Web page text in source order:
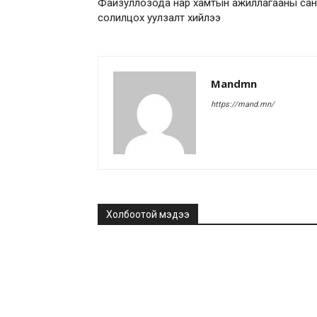
Файзуллозода нар хамтын ажиллагааны
солилцох уулзалт хийлээ
Mandmn
https://mand.mn/
Холбоотой мэдээ